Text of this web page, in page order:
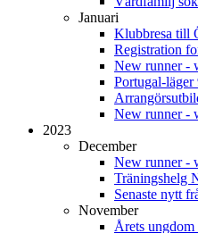
Januari
Klubbresa till
Registration
New runner -
Portugal-läger
New runner -
2023
December
New runner -
Träningshelg
Senaste nytt
November
Årets ungdom